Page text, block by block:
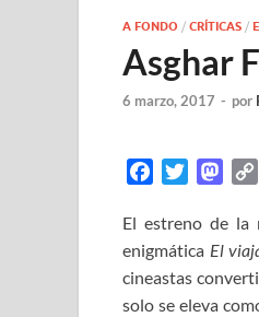
A FONDO / CRÍTICAS /
Asghar
6 marzo, 2017 - por
c
e
b
o
i
t
t
e
M
s
t
o
d
El estreno de la
enigmática El
cineastas
solo se eleva